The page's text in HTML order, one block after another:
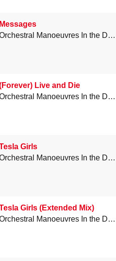
Messages
Orchestral Manoeuvres In the Dark
Live and Die
Orchestral Manoeuvres In the Dark
Girls
Orchestral Manoeuvres In the Dark
Girls (Extended Mix)
Orchestral Manoeuvres In the Dark